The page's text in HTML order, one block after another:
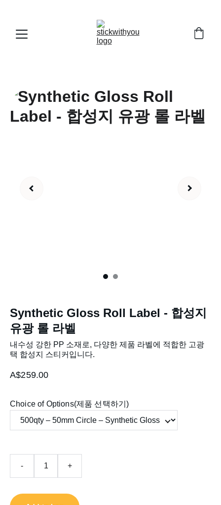
Synthetic Gloss Roll Label - 합성지
유광 롤 라벨
내수성 강한 PP 소재로, 다양한 제품 라벨에 적합한 고광
택 합성지 스티커입니다.
A$259.00
Choice of Options(제품 선택하기)
- +